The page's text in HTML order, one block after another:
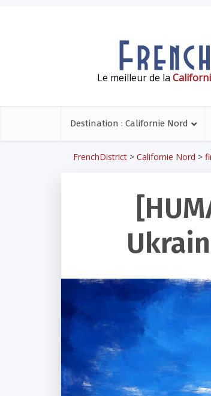
Le meilleur de la
Destination : Californie Nord
FrenchDistrict > Californie Nord >